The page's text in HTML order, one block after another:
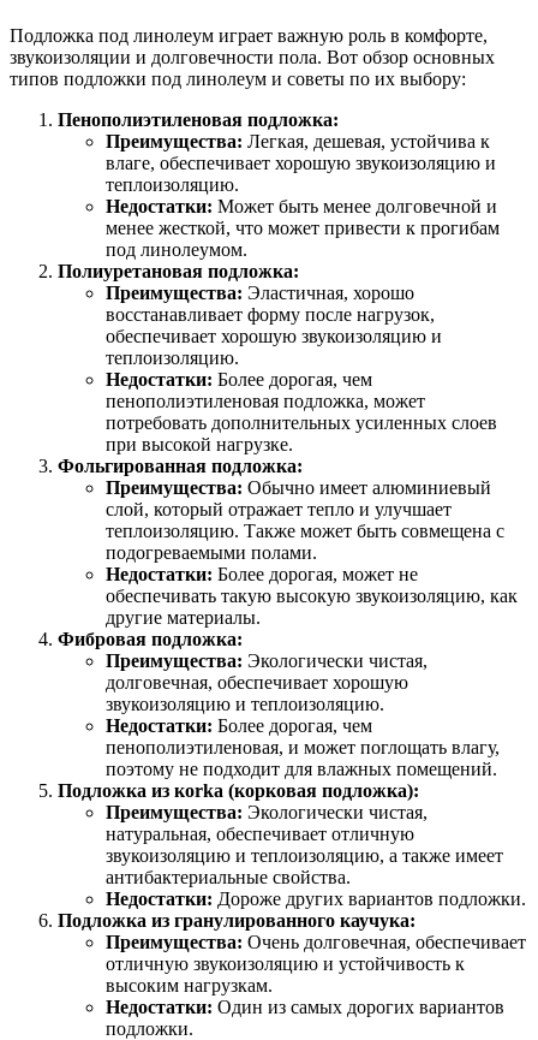
Подложка под линолеум играет важную роль в комфорте,
звукоизоляции и долговечности пола. Вот обзор основных
типов подложки под линолеум и советы по их выбору:
Пенополиэтиленовая подложка:
Преимущества: Легкая, дешевая, устойчива к
влаге, обеспечивает хорошую звукоизоляцию и
теплоизоляцию.
Недостатки: Может быть менее долговечной и
менее жесткой, что может привести к прогибам
под линолеумом.
Полиуретановая подложка:
Преимущества: Эластичная, хорошо
восстанавливает форму после нагрузок,
обеспечивает хорошую звукоизоляцию и
теплоизоляцию.
Недостатки: Более дорогая, чем
пенополиэтиленовая подложка, может
потребовать дополнительных усиленных слоев
при высокой нагрузке.
Фольгированная подложка:
Преимущества: Обычно имеет алюминиевый
слой, который отражает тепло и улучшает
теплоизоляцию. Также может быть совмещена с
подогреваемыми полами.
Недостатки: Более дорогая, может не
обеспечивать такую высокую звукоизоляцию, как
другие материалы.
Фибровая подложка:
Преимущества: Экологически чистая,
долговечная, обеспечивает хорошую
звукоизоляцию и теплоизоляцию.
Недостатки: Более дорогая, чем
пенополиэтиленовая, и может поглощать влагу,
поэтому не подходит для влажных помещений.
Подложка из кorka (корковая подложка):
Преимущества: Экологически чистая,
натуральная, обеспечивает отличную
звукоизоляцию и теплоизоляцию, а также имеет
антибактериальные свойства.
Недостатки: Дороже других вариантов подложки.
Подложка из гранулированного каучука:
Преимущества: Очень долговечная, обеспечивает
отличную звукоизоляцию и устойчивость к
высоким нагрузкам.
Недостатки: Один из самых дорогих вариантов
подложки.